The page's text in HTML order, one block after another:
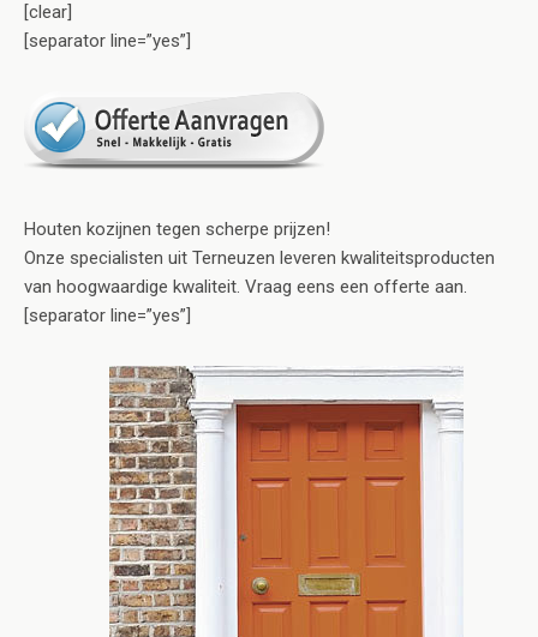
[clear]
[separator line=”yes”]
Houten kozijnen tegen scherpe prijzen!
Onze specialisten uit Terneuzen leveren kwaliteitsproducten
van hoogwaardige kwaliteit. Vraag eens een offerte aan.
[separator line=”yes”]